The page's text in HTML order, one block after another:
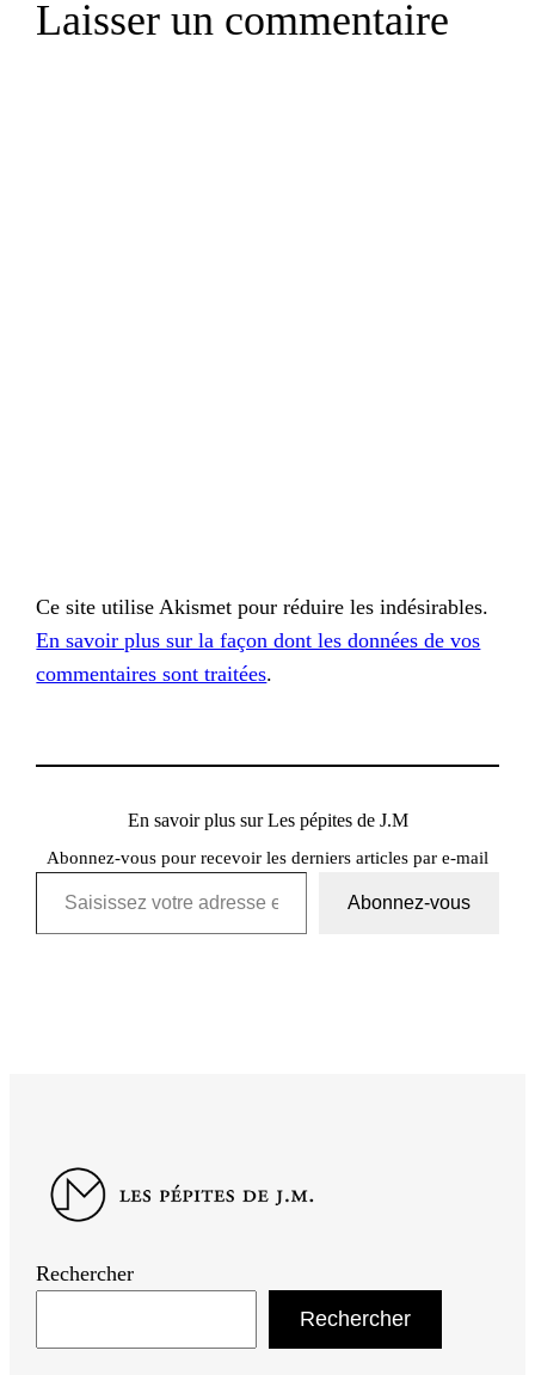
Laisser un commentaire
Ce site utilise Akismet pour réduire les indésirables.
En savoir plus sur la façon dont les données de vos
commentaires sont traitées.
En savoir plus sur Les pépites de J.M
Abonnez-vous pour recevoir les derniers articles par e-mail
Saisissez votre adresse e-mail…
Abonnez-vous
Rechercher
Rechercher